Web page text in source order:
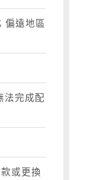
偏遠地區
法完成配
或更換